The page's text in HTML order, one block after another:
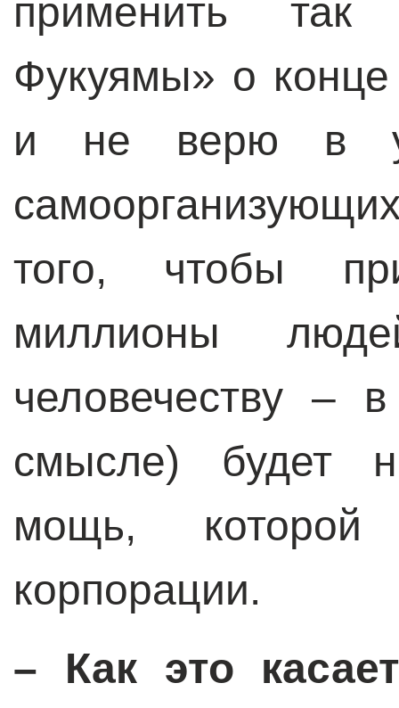
применить так
Фукуямы» о
и не верю в
того, чтобы
миллионы
человечеству –
смысле) будет
мощь, которой
корпорации.
– Как это